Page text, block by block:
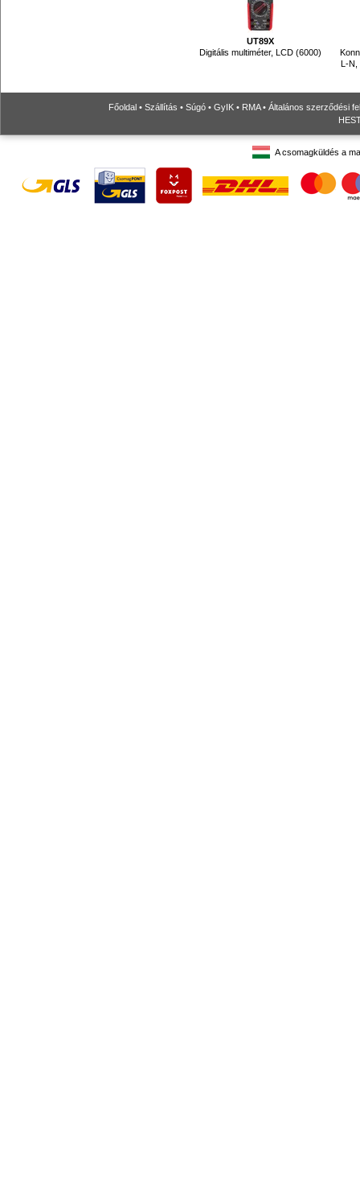
UT89X
Digitális multiméter, LCD (6000)
L-N,
Főoldal • Szállítás • Súgó • GyIK • RMA• Általános szerződési
A csomagküldés a